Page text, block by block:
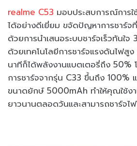
realme C53 มอบประสบการณ์การใ
ได้อย่างดีเยี่ยม ขจัดปัญหาการชาร์จ
ด้วยการนำเสนอระบบชาร์จเร็วทันใจ
ด้วยเทคโนโลยีการชาร์จแรงดันไฟสูง
นาทีก็ได้พลังงานแบตเตอรี่ถึง 50%
การชาร์จจากรุ่น C33 ขึ้นถึง 100%
ขนาดยักษ์ 5000mAh ทำให้คุณใช้ง
ยาวนานตลอดวันและสามารถชาร์จไ